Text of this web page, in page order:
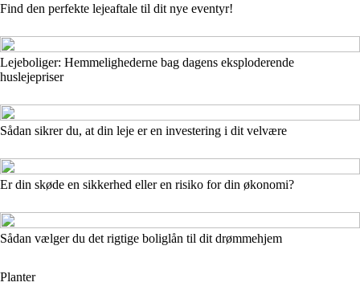
Find den perfekte lejeaftale til dit nye eventyr!
Lejeboliger: Hemmelighederne bag dagens eksploderende
huslejepriser
Sådan sikrer du, at din leje er en investering i dit velvære
Er din skøde en sikkerhed eller en risiko for din økonomi?
Sådan vælger du det rigtige boliglån til dit drømmehjem
Planter